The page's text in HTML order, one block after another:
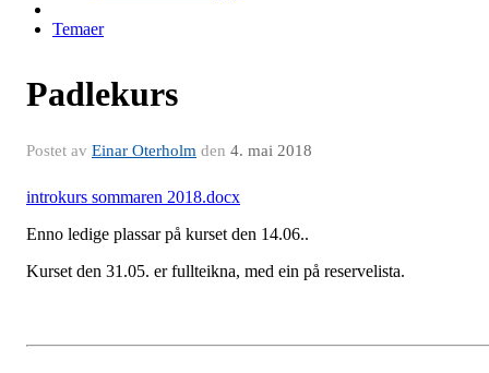
Temaer
Padlekurs
Postet av Einar Oterholm den 4. mai 2018
introkurs sommaren 2018.docx
Enno ledige plassar på kurset den 14.06..
Kurset den 31.05. er fullteikna, med ein på reservelista.